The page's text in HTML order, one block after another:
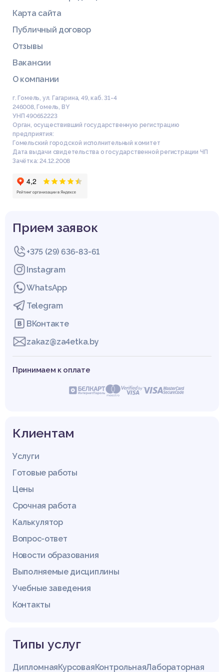
Карта сайта
Публичный договор
Отзывы
Вакансии
О компании
г. Гомель, ул. Гагарина, 49, каб. 31-4
246008, Гомель, BY
УНП 490652223
Орган, осуществивший государственную регистрацию
предприятия:
Гомельский городской исполнительный комитет
Дата выдачи свидетельства о государственной регистрации ЧП
Зачётка: 24.12.2008
Прием заявок
+375 (29) 636-83-61
Instagram
WhatsApp
Telegram
ВКонтакте
zakaz@za4etka.by
Принимаем к оплате
Клиентам
Услуги
Готовые работы
Цены
Срочная работа
Калькулятор
Вопрос-ответ
Новости образования
Выполняемые дисциплины
Учебные заведения
Контакты
Типы услуг
ДипломнаяКурсоваяКонтрольнаяЛабораторная